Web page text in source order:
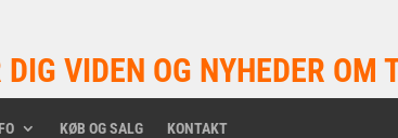
VIDEN OG NYHEDER OM
KØB OG SALG KONTAKT